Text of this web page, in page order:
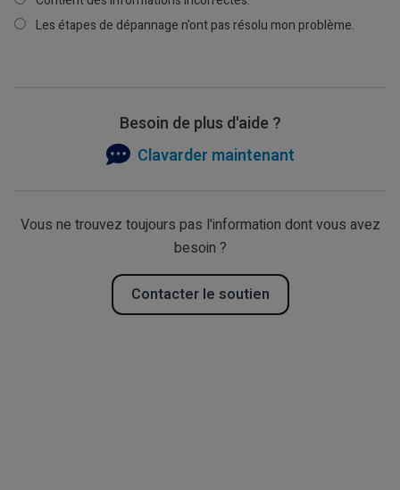
Les étapes de dépannage n'ont pas résolu mon problème.
Besoin de plus d'aide ?
Clavarder maintenant
Vous ne trouvez toujours pas l'information dont vous avez
besoin ?
Contacter le soutien